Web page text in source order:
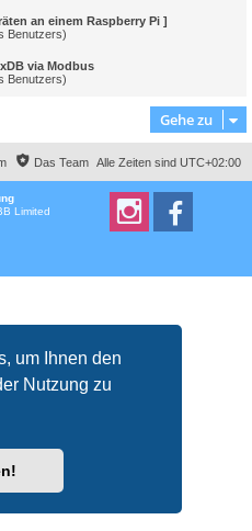
um Ihnen den
Nutzung zu
an einem Raspberry Pi ]
Benutzers)
via Modbus
Benutzers)
Gehe zu
Alle Zeiten sind UTC+02:00
Das Team
Limited